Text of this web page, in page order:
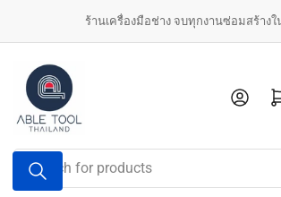
content
ร้านเครื่องมือช่าง จบทุกงานซ่อมสร้างใ
Search
for
products
Log in